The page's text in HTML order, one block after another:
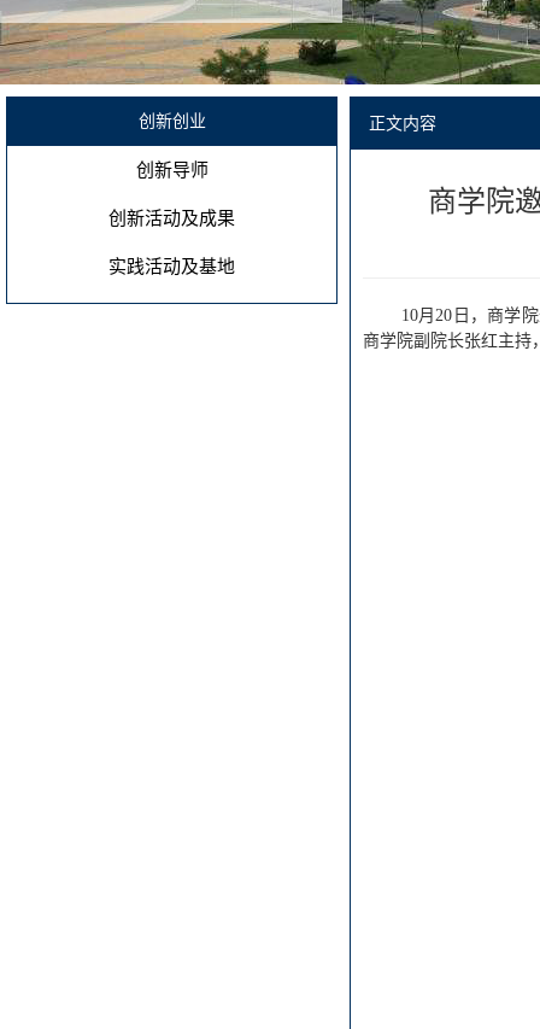
创新创业
创新导师
创新活动及成果
实践活动及基地
正文内容
商学院
10月20日，商学
商学院副院长张红主持